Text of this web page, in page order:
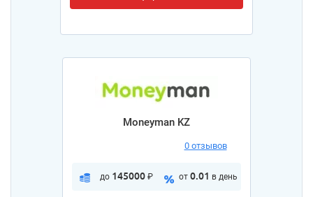
Moneyman KZ
0 отзывов
до 145000 ₽ от 0.01 в день